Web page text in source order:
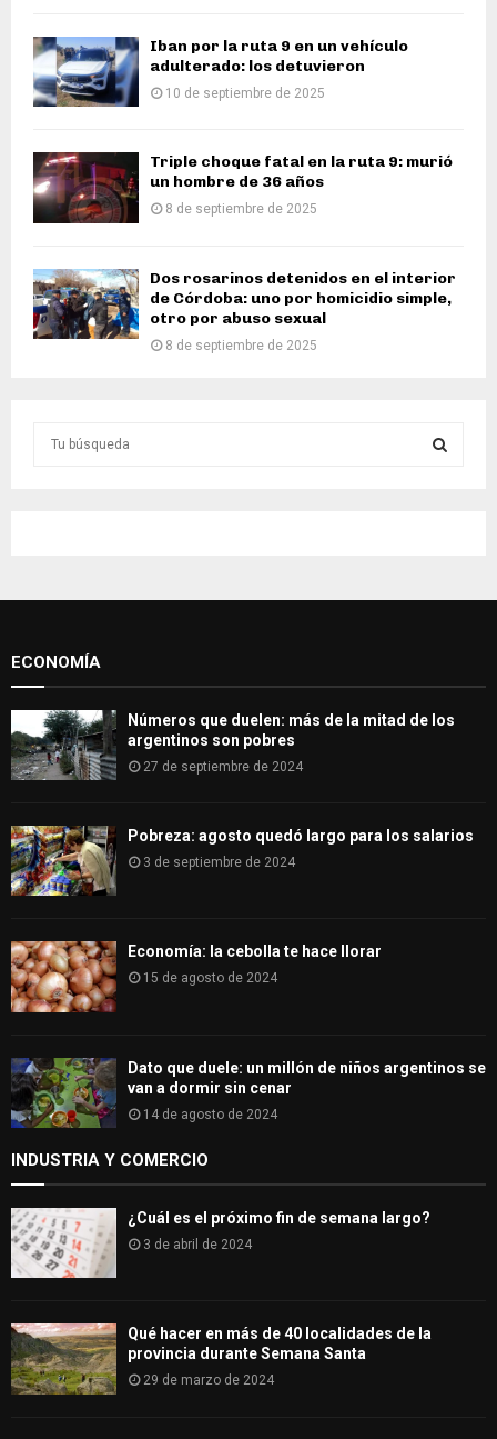
Iban por la ruta 9 en un vehículo
adulterado: los detuvieron
10 de septiembre de 2025
Triple choque fatal en la ruta 9: murió
un hombre de 36 años
8 de septiembre de 2025
Dos rosarinos detenidos en el interior
de Córdoba: uno por homicidio simple,
otro por abuso sexual
8 de septiembre de 2025
o
H
ECONOMÍA
Números que duelen: más de la mitad de los
argentinos son pobres
27 de septiembre de 2024
Pobreza: agosto quedó largo para los salarios
3 de septiembre de 2024
Economía: la cebolla te hace llorar
15 de agosto de 2024
Dato que duele: un millón de niños argentinos se
van a dormir sin cenar
14 de agosto de 2024
INDUSTRIA Y COMERCIO
¿Cuál es el próximo fin de semana largo?
3 de abril de 2024
Qué hacer en más de 40 localidades de la
provincia durante Semana Santa
29 de marzo de 2024